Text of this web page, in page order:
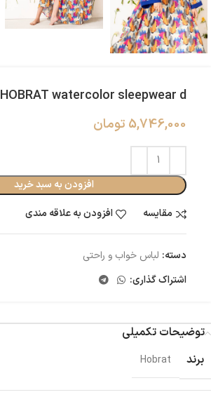
HOBRAT watercolor sleepwear d
5,746,000 تومان
افزودن به سبد خرید
مقایسه
افزودن به علاقه مندی
دسته: لباس خواب و راحتی
اشتراک گذاری:
توضیحات تکمیلی
برند
Hobrat